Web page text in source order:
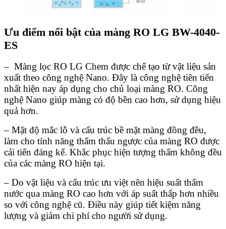
Ưu điểm nổi bật của màng RO LG BW-4040-
ES
– Màng lọc RO LG Chem được chế tạo từ vật liệu sản
xuất theo công nghệ Nano. Đây là công nghệ tiên tiến
nhất hiện nay áp dụng cho chủ loại màng RO. Công
nghệ Nano giúp màng có độ bền cao hơn, sử dụng hiệu
quả hơn.
– Mật độ mắc lỗ và cấu trúc bề mặt màng đồng đều,
làm cho tính năng thẩm thấu ngược của màng RO được
cải tiến đáng kể. Khắc phục hiện tượng thấm không đều
của các màng RO hiện tại.
– Do vật liệu và cấu trúc ưu việt nên hiệu suất thấm
nước qua màng RO cao hơn với áp suất thấp hơn nhiều
so với công nghệ cũ. Điều này giúp tiết kiệm năng
lượng và giảm chi phí cho người sử dụng.